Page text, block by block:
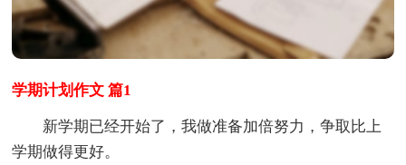
学期计划作文 篇1
新学期已经开始了，我做准备加倍努力，争取比上
学期做得更好。